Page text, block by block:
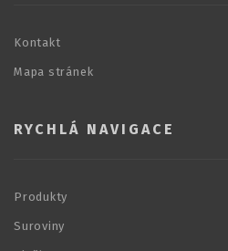
Kontakt
Mapa stránek
RYCHLÁ NAVIGACE
Produkty
Suroviny